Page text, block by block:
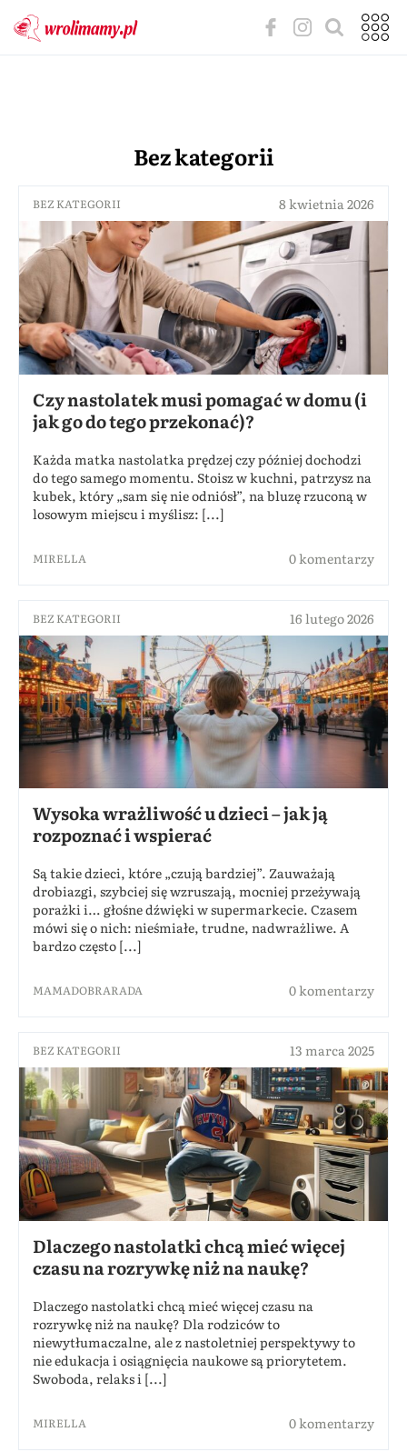
Bez kategorii
BEZ KATEGORII 8 kwietnia 2026
Czy nastolatek musi pomagać w domu (i
jak go do tego przekonać)?
Każda matka nastolatka prędzej czy później dochodzi
do tego samego momentu. Stoisz w kuchni, patrzysz na
kubek, który „sam się nie odniósł”, na bluzę rzuconą w
losowym miejscu i myślisz: [...]
MIRELLA 0 komentarzy
BEZ KATEGORII 16 lutego 2026
Wysoka wrażliwość u dzieci – jak ją
rozpoznać i wspierać
Są takie dzieci, które „czują bardziej”. Zauważają
drobiazgi, szybciej się wzruszają, mocniej przeżywają
porażki i… głośne dźwięki w supermarkecie. Czasem
mówi się o nich: nieśmiałe, trudne, nadwrażliwe. A
bardzo często [...]
MAMADOBRARADA 0 komentarzy
BEZ KATEGORII 13 marca 2025
Dlaczego nastolatki chcą mieć więcej
czasu na rozrywkę niż na naukę?
Dlaczego nastolatki chcą mieć więcej czasu na
rozrywkę niż na naukę? Dla rodziców to
niewytłumaczalne, ale z nastoletniej perspektywy to
nie edukacja i osiągnięcia naukowe są priorytetem.
Swoboda, relaks i [...]
MIRELLA 0 komentarzy